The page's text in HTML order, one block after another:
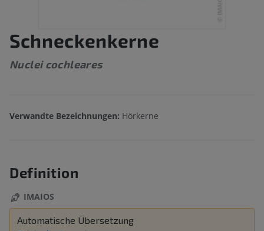
Schneckenkerne
Nuclei cochleares
Verwandte Bezeichnungen: Hörkerne
Definition
IMAIOS
Automatische Übersetzung